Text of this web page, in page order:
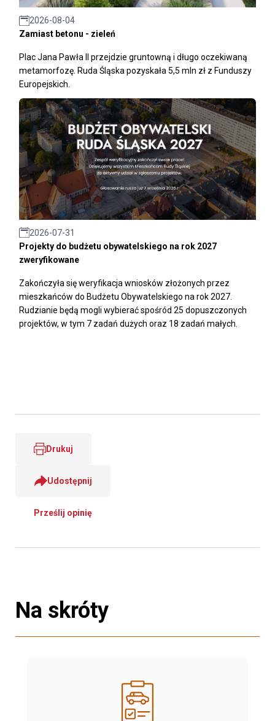
2026-08-04
Zamiast betonu - zieleń
Plac Jana Pawła II przejdzie gruntowną i długo oczekiwaną
metamorfozę. Ruda Śląska pozyskała 5,5 mln zł z Funduszy
Europejskich.
2026-07-31
Projekty do budżetu obywatelskiego na rok 2027
zweryfikowane
Zakończyła się weryfikacja wniosków złożonych przez
mieszkańców do Budżetu Obywatelskiego na rok 2027.
Rudzianie będą mogli wybierać spośród 25 dopuszczonych
projektów, w tym 7 zadań dużych oraz 18 zadań małych.
Drukuj
Udostępnij
Prześlij opinię
Na skróty